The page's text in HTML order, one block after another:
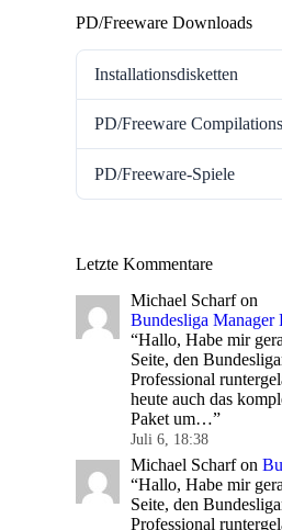
PD/Freeware Downloads
Installationsdisketten
PD/Freeware Compilations
PD/Freeware-Spiele
Letzte Kommentare
Michael Scharfon
Bundesliga Manager
“Hallo, Habe mir
Seite, den
Professional
heute auch das
Paket um…”
Juli 6, 18:38
Michael Scharfon
“Hallo, Habe mir
Seite, den
Professional